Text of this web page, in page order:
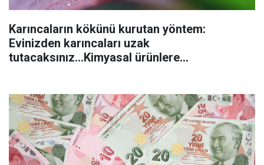
Karıncaların kökünü kurutan yöntem:
Evinizden karıncaları uzak
tutacaksınız...Kimyasal ürünlere